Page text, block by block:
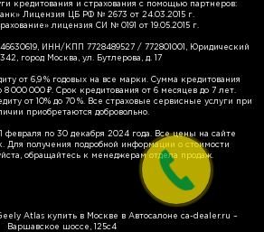
кредитования и страхования с помощью партнеров:
Лицензия ЦБ РФ № 2673 от 24.03.2015 г.
лицензия СИ № 0191 от 19.05.2015 г.
ИНН/КПП 7728489527 / 772801001, Юридический
город Москва, ул. Бутлерова, д. 17
от 6,9 % годовых на все марки. Сумма кредитования
8 000 000 ₽. Срок кредитования от 6 месяцев до 7 лет.
от 10% до 70 %. Все страховые сервисные услуги при
приобретаются добровольно.
февраля по 30 декабря 2024 года. Все цены на сайте
Для получения подробной информации о стоимости
обращайтесь к менеджерам отдела продаж.
Atlas купить в Москве в Автосалоне ca-dealer.ru –
Варшавское шоссе, 125с4